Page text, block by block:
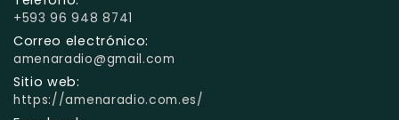
+593 96 948 8741
Correo electrónico:
amenaradio@gmail.com
Sitio web:
https://amenaradio.com.es/